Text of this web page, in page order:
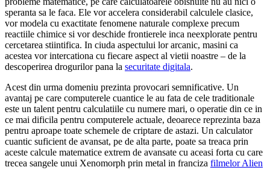
speranta sa le faca. Ele vor accelera considerabil calculele clasice,
vor modela cu exactitate fenomene naturale complexe precum
reactiile chimice si vor deschide frontierele inca neexplorate pentru
cercetarea stiintifica. In ciuda aspectului lor arcanic, masini ca
acestea vor intercationa cu fiecare aspect al vietii noastre – de la
descoperirea drogurilor pana la securitate digitala.
Acest din urma domeniu prezinta provocari semnificative. Un
avantaj pe care computerele cuantice le au fata de cele traditionale
este un talent pentru calculatiile cu numere mari, o operatie din ce in
ce mai dificila pentru computerele actuale, deoarece reprezinta baza
pentru aproape toate schemele de criptare de astazi. Un calculator
cuantic suficient de avansat, pe de alta parte, poate sa treaca prin
aceste calcule matematice extrem de avansate cu aceasi forta cu care
trecea sangele unui Xenomorph prin metal in franciza filmelor Alien